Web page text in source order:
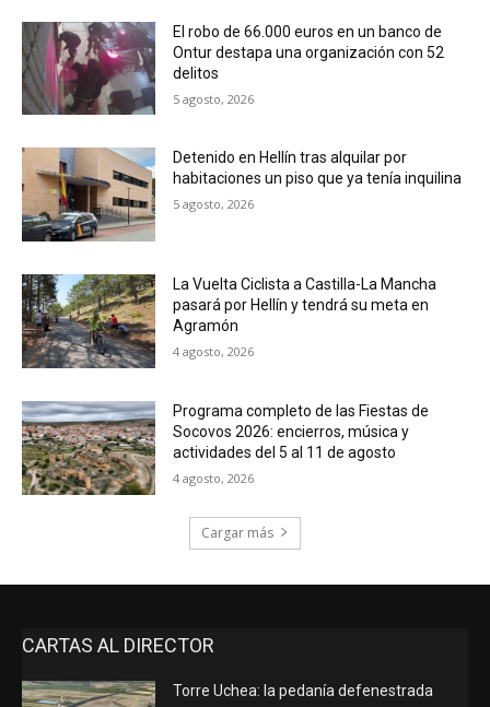
El robo de 66.000 euros en un banco de
Ontur destapa una organización con 52
delitos
5 agosto, 2026
Detenido en Hellín tras alquilar por
habitaciones un piso que ya tenía inquilina
5 agosto, 2026
La Vuelta Ciclista a Castilla-La Mancha
pasará por Hellín y tendrá su meta en
Agramón
4 agosto, 2026
Programa completo de las Fiestas de
Socovos 2026: encierros, música y
actividades del 5 al 11 de agosto
4 agosto, 2026
Cargar más
CARTAS AL DIRECTOR
Torre Uchea: la pedanía defenestrada